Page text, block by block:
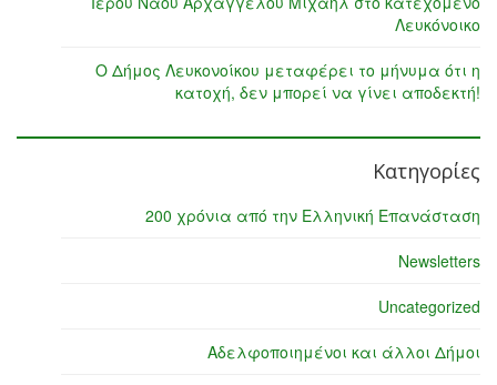
Λευκόνοικο
Ο Δήμος Λευκονοίκου μεταφέρει το μήνυμα ότι η
κατοχή, δεν μπορεί να γίνει αποδεκτή!
Κατηγορίες
200 χρόνια από την Ελληνική Επανάσταση
Newsletters
Uncategorized
Αδελφοποιημένοι και άλλοι Δήμοι